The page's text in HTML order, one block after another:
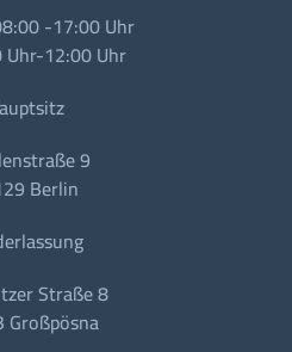
-17:00 Uhr
Uhr-12:00 Uhr
9
Berlin
Straße 8
Großpösna